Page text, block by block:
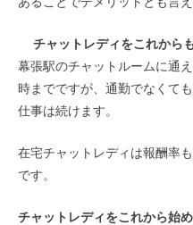
チャットレディをこれから
幕張駅のチャットルームに通
時までですが、通勤でなくて
仕事は続けます。
在宅チャットレディは報酬率
です。
チャットレディをこれから始